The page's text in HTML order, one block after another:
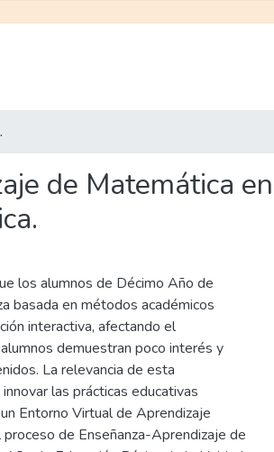
Básica.
de Matemática en
los alumnos de Décimo Año de
basada en métodos académicos
interactiva, afectando el
demuestran poco interés y
La relevancia de esta
las prácticas educativas
Entorno Virtual de Aprendizaje
de Enseñanza-Aprendizaje de